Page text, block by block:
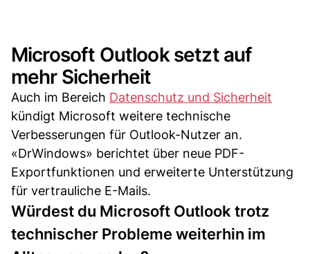
Microsoft Outlook setzt auf
mehr Sicherheit
Auch im Bereich Datenschutz und Sicherheit
kündigt Microsoft weitere technische
Verbesserungen für Outlook-Nutzer an.
«DrWindows» berichtet über neue PDF-
Exportfunktionen und erweiterte Unterstützung
für vertrauliche E-Mails.
Würdest du Microsoft Outlook trotz
technischer Probleme weiterhin im